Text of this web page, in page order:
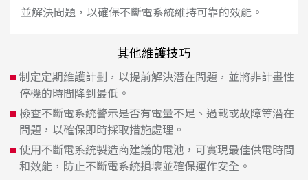
並解決問題，以確保不斷電系統維持可靠的效能。
其他維護技巧
制定定期維護計劃，以提前解決潛在問題，並將非計畫性
停機的時間降到最低。
檢查不斷電系統警示是否有電量不足、過載或故障等潛在
問題，以確保即時採取措施處理。
使用不斷電系統製造商建議的電池，可實現最佳供電時間
和效能，防止不斷電系統損壞並確保運作安全。